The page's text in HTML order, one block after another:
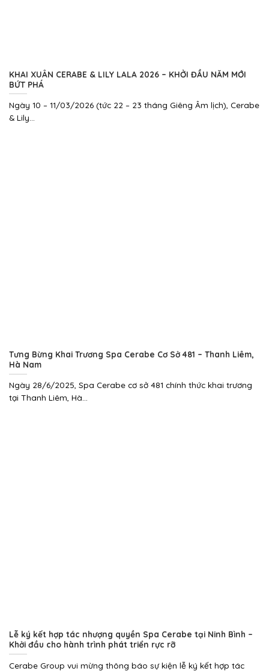
KHAI XUÂN CERABE & LILY LALA 2026 – KHỞI ĐẦU NĂM MỚI
BỨT PHÁ
Ngày 10 – 11/03/2026 (tức 22 – 23 tháng Giêng Âm lịch), Cerabe
& Lily...
Tưng Bừng Khai Trương Spa Cerabe Cơ Sở 481 – Thanh Liêm,
Hà Nam
Ngày 28/6/2025, Spa Cerabe cơ sở 481 chính thức khai trương
tại Thanh Liêm, Hà...
Lễ ký kết hợp tác nhượng quyền Spa Cerabe tại Ninh Bình –
Khởi đầu cho hành trình phát triển rực rỡ
Cerabe Group vui mừng thông báo sự kiện lễ ký kết hợp tác